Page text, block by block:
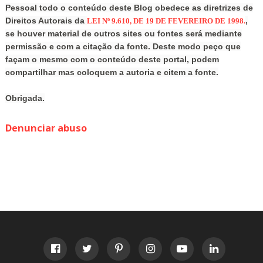
Pessoal todo o conteúdo deste Blog obedece as diretrizes de
Direitos Autorais da LEI Nº 9.610, DE 19 DE FEVEREIRO DE 1998.,
se houver material de outros sites ou fontes será mediante
permissão e com a citação da fonte. Deste modo peço que
façam o mesmo com o conteúdo deste portal, podem
compartilhar mas coloquem a autoria e citem a fonte.
Obrigada.
Denunciar abuso